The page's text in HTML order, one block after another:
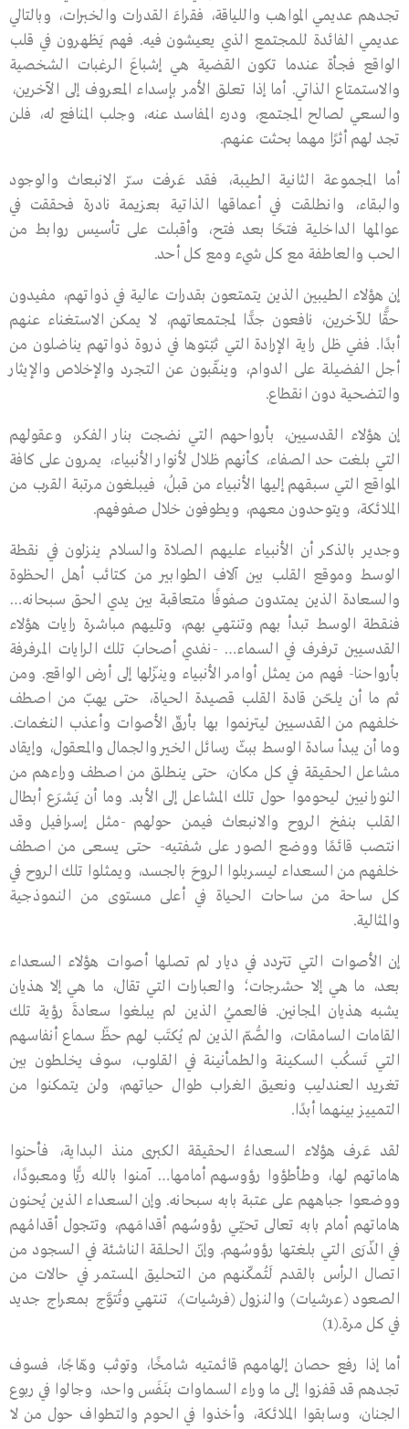
تجدهم عديمي المواهب واللياقة، فقراءَ القدرات والخبرات، وبالتالي
عديمي الفائدة للمجتمع الذي يعيشون فيه. فهم يَظهرون في قلب
الواقع فجأة عندما تكون القضية هي إشباعَ الرغبات الشخصية
والاستمتاع الذاتي. أما إذا تعلق الأمر بإسداء المعروف إلى الآخرين،
والسعي لصالح المجتمع، ودرء المفاسد عنه، وجلب المنافع له، فلن
تجد لهم أثرًا مهما بحثت عنهم.
أما المجموعة الثانية الطيبة، فقد عَرفت سرّ الانبعاث والوجود
والبقاء، وانطلقت في أعماقها الذاتية بعزيمة نادرة فحققت في
عوالمها الداخلية فتحًا بعد فتح، وأقبلت على تأسيس روابط من
الحب والعاطفة مع كل شيء ومع كل أحد.
إن هؤلاء الطيبين الذين يتمتعون بقدرات عالية في ذواتهم، مفيدون
حقًّا للآخرين، نافعون جدًّا لمجتمعاتهم، لا يمكن الاستغناء عنهم
أبدًا. ففي ظل راية الإرادة التي ثبّتوها في ذروة ذواتهم يناضلون من
أجل الفضيلة على الدوام، وينقّبون عن التجرد والإخلاص والإيثار
والتضحية دون انقطاع.
إن هؤلاء القدسيين، بأرواحهم التي نضجت بنار الفكر، وعقولهم
التي بلغت حد الصفاء، كأنهم ظلال لأنوار الأنبياء، يمرون على كافة
المواقع التي سبقهم إليها الأنبياء من قبلُ، فيبلغون مرتبة القرب من
الملائكة، ويتوحدون معهم، ويطوفون خلال صفوفهم.
وجدير بالذكر أن الأنبياء عليهم الصلاة والسلام ينزلون في نقطة
الوسط وموقع القلب بين آلاف الطوابير من كتائب أهل الحظوة
والسعادة الذين يمتدون صفوفًا متعاقبة بين يدي الحق سبحانه…
فنقطة الوسط تبدأ بهم وتنتهي بهم، وتليهم مباشرة رايات هؤلاء
القدسيين ترفرف في السماء… -نفدي أصحابَ تلك الرايات المرفرفة
بأرواحنا- فهم من يمثل أوامر الأنبياء وينزّلها إلى أرض الواقع. ومن
ثم ما أن يلحّن قادة القلب قصيدة الحياة، حتى يهبّ من اصطف
خلفهم من القدسيين ليترنموا بها بأرقّ الأصوات وأعذب النغمات.
وما أن يبدأ سادة الوسط ببثّ رسائل الخير والجمال والمعقول، وإيقاد
مشاعل الحقيقة في كل مكان، حتى ينطلق من اصطف وراءهم من
النورانيين ليحوموا حول تلك المشاعل إلى الأبد. وما أن يَشرَع أبطال
القلب بنفخ الروح والانبعاث فيمن حولهم -مثل إسرافيل وقد
انتصب قائمًا ووضع الصور على شفتيه- حتى يسعى من اصطف
خلفهم من السعداء ليسربلوا الروحَ بالجسد، ويمثلوا تلك الروح في
كل ساحة من ساحات الحياة في أعلى مستوى من النموذجية
والمثالية.
إن الأصوات التي تتردد في ديار لم تصلها أصوات هؤلاء السعداء
بعد، ما هي إلا حشرجات؛ والعبارات التي تقال، ما هي إلا هذيان
يشبه هذيان المجانين. فالعميُ الذين لم يبلغوا سعادةَ رؤية تلك
القامات السامقات، والصُّمّ الذين لم يُكتَب لهم حظّ سماع أنفاسهم
التي تَسكُب السكينة والطمأنينة في القلوب، سوف يخلطون بين
تغريد العندليب ونعيق الغراب طوال حياتهم، ولن يتمكنوا من
التمييز بينهما أبدًا.
لقد عَرف هؤلاء السعداءُ الحقيقة الكبرى منذ البداية، فأحنوا
هاماتهم لها، وطأطؤوا رؤوسهم أمامها… آمنوا بالله ربًّا ومعبودًا،
ووضعوا جباههم على عتبة بابه سبحانه. وإن السعداء الذين يُحنون
هاماتهم أمام بابه تعالى تحيّي رؤوسُهم أقدامَهم، وتتجول أقدامُهم
في الذّرَى التي بلغتها رؤوسُهم. وإنّ الحلقة الناشئة في السجود من
اتصال الرأس بالقدم لَتُمكّنهم من التحليق المستمر في حالات من
الصعود (عرشيات) والنزول (فرشيات)، تنتهي وتُتوَّج بمعراج جديد
في كل مرة.(1)
أما إذا رفع حصان إلهامهم قائمتيه شامخًا، وتوثب وهّاجًا، فسوف
تجدهم قد قفزوا إلى ما وراء السماوات بنَفَس واحد، وجالوا في ربوع
الجنان، وسابقوا الملائكة، وأخذوا في الحوم والتطواف حول من لا